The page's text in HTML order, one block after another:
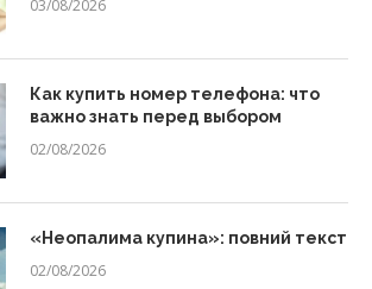
03/08/2026
Как купить номер телефона: что
важно знать перед выбором
02/08/2026
«Неопалима купина»: повний текст
02/08/2026